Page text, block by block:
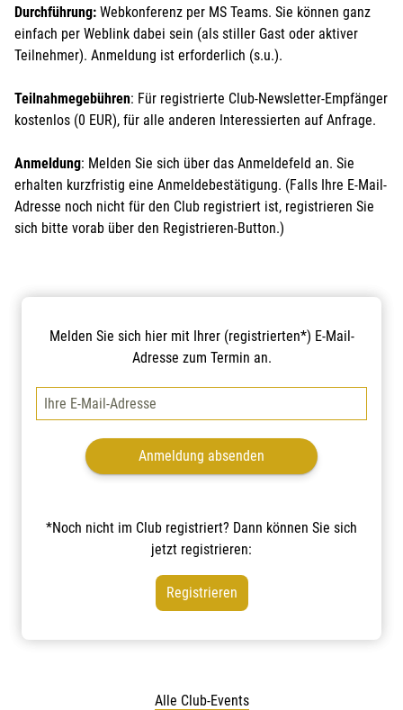
Durchführung: Webkonferenz per MS Teams. Sie können ganz
einfach per Weblink dabei sein (als stiller Gast oder aktiver
Teilnehmer). Anmeldung ist erforderlich (s.u.).
Teilnahmegebühren: Für registrierte Club-Newsletter-Empfänger
kostenlos (0 EUR), für alle anderen Interessierten auf Anfrage.
Anmeldung: Melden Sie sich über das Anmeldefeld an. Sie
erhalten kurzfristig eine Anmeldebestätigung. (Falls Ihre E-Mail-
Adresse noch nicht für den Club registriert ist, registrieren Sie
sich bitte vorab über den Registrieren-Button.)
Melden Sie sich hier mit Ihrer (registrierten*) E-Mail-
Adresse zum Termin an.
*Noch nicht im Club registriert? Dann können Sie sich
jetzt registrieren:
Registrieren
Alle Club-Events